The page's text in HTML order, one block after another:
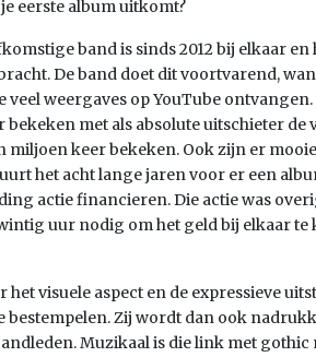
eerste album uitkomt?
band is sinds 2012 bij elkaar
De band doet dit voortvarend,
veel weergaves op YouTube
met als absolute uitschieter de
miljoen keer bekeken. Ook zijn er
het acht lange jaren voor er een
actie financieren. Die actie was
uur nodig om het geld bij elkaar te
het visuele aspect en de expressieve
bestempelen. Zij wordt dan ook
Muzikaal is die link met gothic